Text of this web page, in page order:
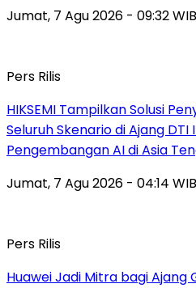
Jumat, 7 Agu 2026 - 09:32 WIB
Pers Rilis
HIKSEMI Tampilkan Solusi
Seluruh Skenario di Ajang DTI
Pengembangan AI di Asia
Jumat, 7 Agu 2026 - 04:14 WIB
Pers Rilis
Huawei Jadi Mitra bagi Ajang